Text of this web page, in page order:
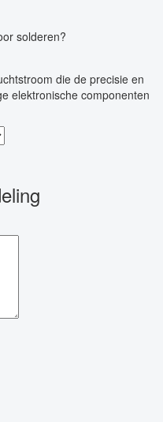
solderen?
die de precisie en
elektronische componenten